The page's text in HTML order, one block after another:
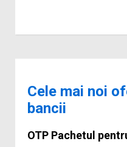
Cele mai noi
bancii
OTP Pachetul